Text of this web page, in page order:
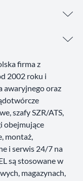
firma z
2002 roku i
awaryjnego oraz
szafy SZR/ATS,
obejmujące
montaż,
i serwis 24/7 na
są stosowane w
magazynach,